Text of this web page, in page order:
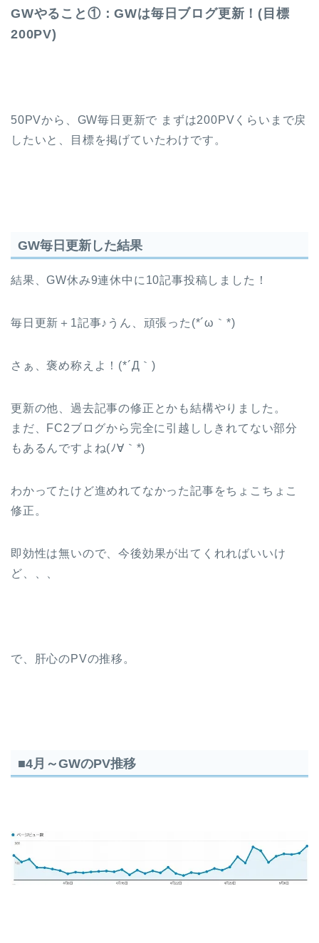
GWやること①：GWは毎日ブログ更新！(目標
200PV)
50PVから、GW毎日更新で まずは200PVくらいまで戻
したいと、目標を掲げていたわけです。
GW毎日更新した結果
結果、GW休み9連休中に10記事投稿しました！
毎日更新＋1記事♪うん、頑張った(*´ω｀*)
さぁ、褒め称えよ！(*´Д｀)
更新の他、過去記事の修正とかも結構やりました。
まだ、FC2ブログから完全に引越ししきれてない部分
もあるんですよね(ﾉ∀｀*)
わかってたけど進めれてなかった記事をちょこちょこ
修正。
即効性は無いので、今後効果が出てくれればいいけ
ど、、、
で、肝心のPVの推移。
■4月～GWのPV推移